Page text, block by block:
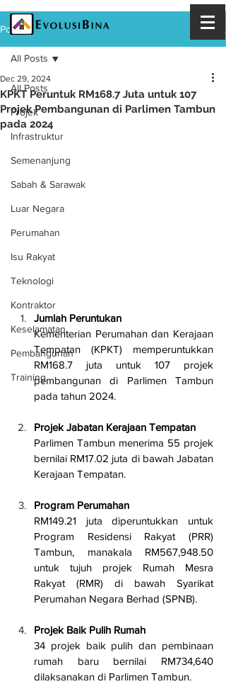
Post
All Posts
Projek
Infrastruktur
Semenanjung
Sabah & Sarawak
Luar Negara
Perumahan
Isu Rakyat
Teknologi
Kontraktor
Keselamatan
Pembangunan
Training
All Posts
KPKT Peruntuk RM168.7 Juta untuk 107
Projek Pembangunan di Parlimen Tambun
pada 2024
Dec 29, 2024
Jumlah Peruntukan
Kementerian Perumahan dan Kerajaan
Tempatan (KPKT) memperuntukkan
RM168.7 juta untuk 107 projek
pembangunan di Parlimen Tambun
pada tahun 2024.
Projek Jabatan Kerajaan Tempatan
Parlimen Tambun menerima 55 projek
bernilai RM17.02 juta di bawah Jabatan
Kerajaan Tempatan.
Program Perumahan
RM149.21 juta diperuntukkan untuk
Program Residensi Rakyat (PRR)
Tambun, manakala RM567,948.50
untuk tujuh projek Rumah Mesra
Rakyat (RMR) di bawah Syarikat
Perumahan Negara Berhad (SPNB).
Projek Baik Pulih Rumah
34 projek baik pulih dan pembinaan
rumah baru bernilai RM734,640
dilaksanakan di Parlimen Tambun.